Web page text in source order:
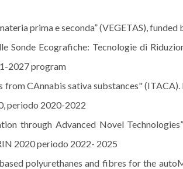
prima e seconda” (VEGETAS), funded
Sonde Ecografiche: Tecnologie di
2027 program
from CAnnabis sativa substances"
periodo 2020-2022
through Advanced Novel
2020 periodo 2022- 2025
polyurethanes and fibres for the